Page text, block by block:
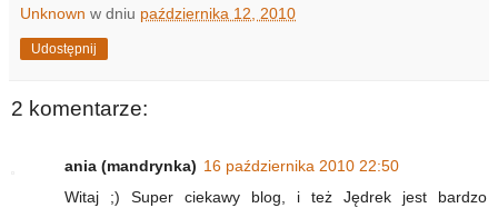
Unknown w dniu października 12, 2010
Udostępnij
2 komentarze:
ania (mandrynka) 16 października 2010 22:50
Witaj ;) Super ciekawy blog, i też Jędrek jest bardzo